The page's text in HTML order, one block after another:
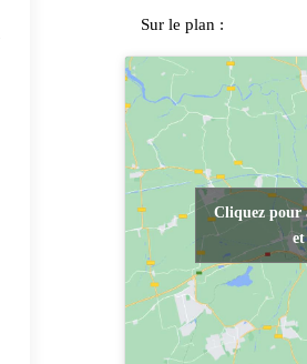
Sur le plan :
Cliquez pour